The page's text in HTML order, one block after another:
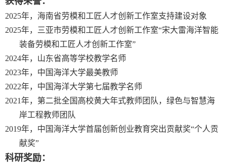
2025年， 海南省劳模和工匠人才创新工作室支持建设对象
2025年，三亚市劳模和工匠人才创新工作室“宋大雷海洋智能
装备劳模和工匠人才创新工作室”
2024年，山东省高等学校教学名师
2023年，中国海洋大学最美教师
2022年，中国海洋大学第七届教学名师
2021年，第二批全国高校黄大年式教师团队，绿色与智慧海
岸工程教师团队
2019年，中国海洋大学首届创新创业教育突出贡献奖“个人贡
献奖”
科研奖励：